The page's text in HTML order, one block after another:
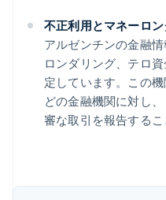
不正利用とマネーロ
アルゼンチンの金融
ロンダリング、テロ
定しています。この
どの金融機関に対し
審な取引を報告するこ
アイルランド
English
アメリカ
イギリス